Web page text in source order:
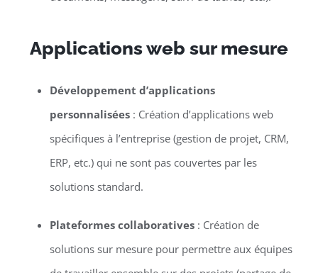
Applications web sur mesure
Développement d’applications
personnalisées: Création d’applications web
spécifiques à l’entreprise (gestion de projet, CRM,
ERP, etc.) qui ne sont pas couvertes par les
solutions standard.
Plateformes collaboratives: Création de
solutions sur mesure pour permettre aux équipes